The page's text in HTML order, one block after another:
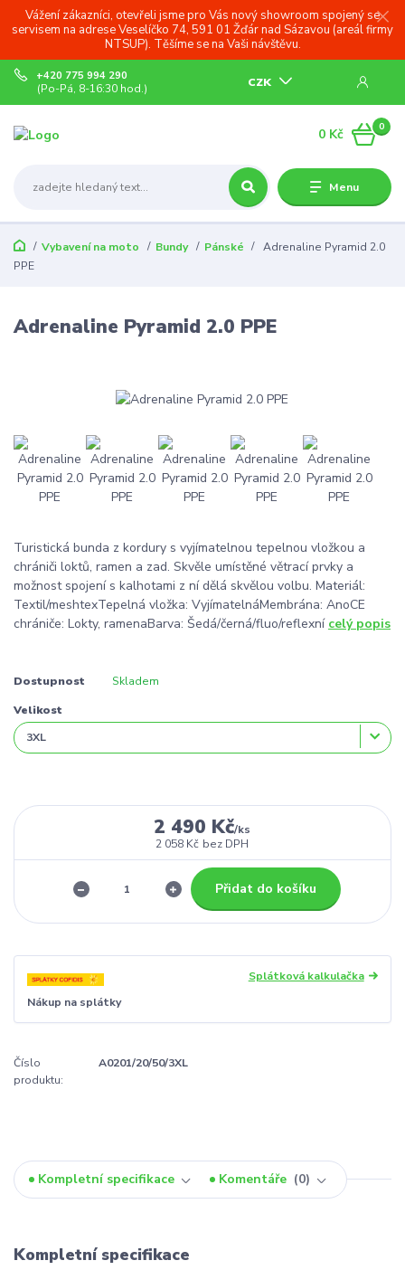
Vážení zákazníci, otevřeli jsme pro Vás nový showroom spojený se
servisem na adrese Veselíčko 74, 591 01 Žďár nad Sázavou (areál firmy
NTSUP). Těšíme se na Vaši návštěvu.
Menu
CZK
+420 775 994 290
(Po-Pá, 8-16:30 hod.)
0
0 Kč
Vybavení na moto Bundy Pánské
Adrenaline Pyramid 2.0
PPE
Adrenaline Pyramid 2.0 PPE
Turistická bunda z kordury s vyjímatelnou tepelnou vložkou a
chrániči loktů, ramen a zad. Skvěle umístěné větrací prvky a
možnost spojení s kalhotami z ní dělá skvělou volbu. Materiál:
Textil/meshtexTepelná vložka: VyjímatelnáMembrána: AnoCE
chrániče: Lokty, ramenaBarva: Šedá/černá/fluo/reflexní celý popis
Dostupnost Skladem
Velikost
2 490 Kč/ks
2 058 Kč bez DPH
Přidat do košíku
Splátková kalkulačka
Nákup na splátky
Číslo
produktu:
A0201/20/50/3XL
Kompletní specifikace Komentáře 0
Kompletní specifikace